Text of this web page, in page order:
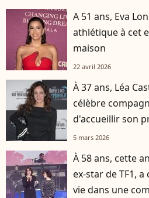
A 51 ans, Eva
athlétique à cet
maison
22 avril 2026
À 37 ans, Léa
célèbre
d'accueillir son
5 mars 2026
À 58 ans, cette
ex-star de TF1,
vie dans une